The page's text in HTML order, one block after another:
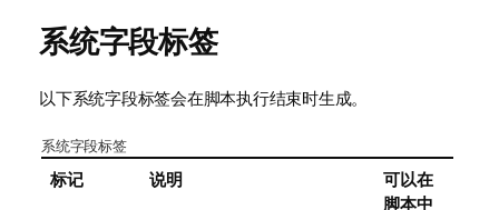
系统字段标签
以下系统字段标签会在脚本执行结束时生成。
系统字段标签
标记 说明
可以在
脚本中